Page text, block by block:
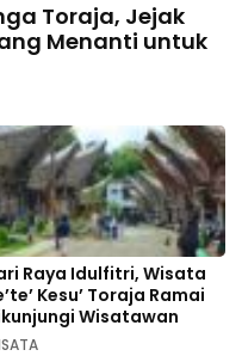
Toraja, Jejak
Menanti untuk
Raya Idulfitri, Wisata
Kesu’ Toraja Ramai
Wisatawan